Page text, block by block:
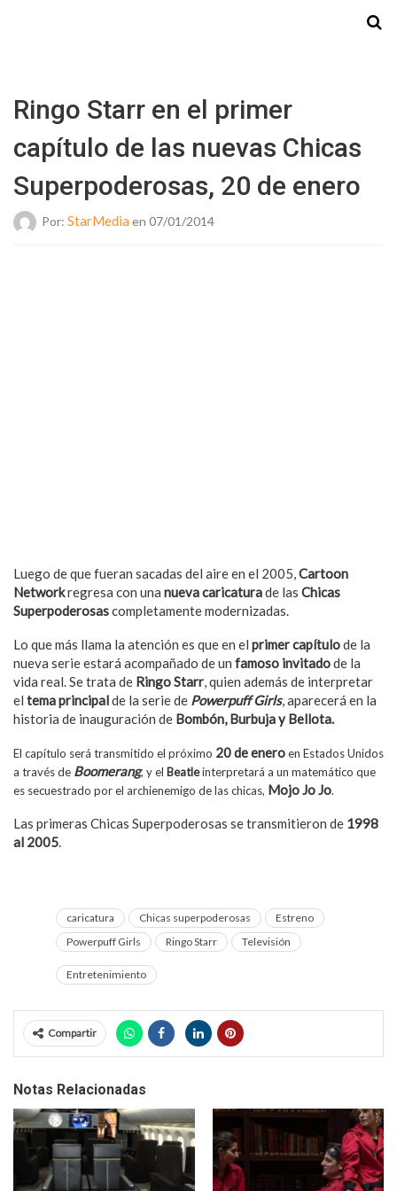
Ringo Starr en el primer
capítulo de las nuevas Chicas
Superpoderosas, 20 de enero
Por: StarMedia en 07/01/2014
Luego de que fueran sacadas del aire en el 2005,Cartoon
Networkregresa con una nueva caricaturade las Chicas
Superpoderosascompletamente modernizadas.
Lo que más llama la atención es que en el primer capítulode la
nueva serie estará acompañado de un famoso invitadode la
vida real. Se trata de Ringo Starr, quien además de interpretar
el tema principalde la serie de Powerpuff Girls, aparecerá en la
historia de inauguración de Bombón, Burbuja y Bellota.
El capítulo será transmitido el próximo 20 de eneroen Estados Unidos
a través de Boomerang, y el Beatleinterpretará a un matemático que
es secuestrado por el archienemigo de las chicas, Mojo Jo Jo.
Las primeras Chicas Superpoderosas se transmitieron de 1998
al 2005.
caricatura Chicas superpoderosas
Estreno
Powerpuff Girls
Ringo Starr Televisión
Entretenimiento
Compartir
Notas Relacionadas